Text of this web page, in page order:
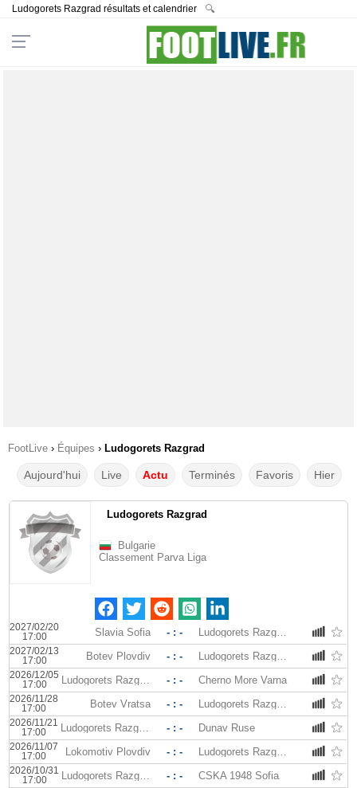
Ludogorets Razgrad résultats et calendrier 🔍
FootLive › Équipes › Ludogorets Razgrad
Aujourd'hui Live Actu Terminés Favoris Hier
Ludogorets Razgrad
Bulgarie
Classement Parva Liga
2027/02/20
17:00
Slavia Sofia - : - Ludogorets Razgrad
2027/02/13
17:00
Botev Plovdiv - : - Ludogorets Razgrad
2026/12/05
17:00
Ludogorets Razgrad - : - Cherno More Varna
2026/11/28
17:00
Botev Vratsa - : - Ludogorets Razgrad
2026/11/21
17:00
Ludogorets Razgrad - : - Dunav Ruse
2026/11/07
17:00
Lokomotiv Plovdiv - : - Ludogorets Razgrad
2026/10/31
17:00
Ludogorets Razgrad - : - CSKA 1948 Sofia